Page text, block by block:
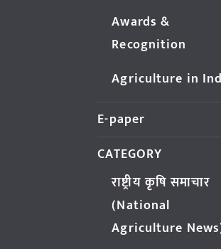
Awards &
Recognition
Agriculture in
E-paper
CATEGORY
राष्ट्रीय कृषि समाचार
(National
Agriculture